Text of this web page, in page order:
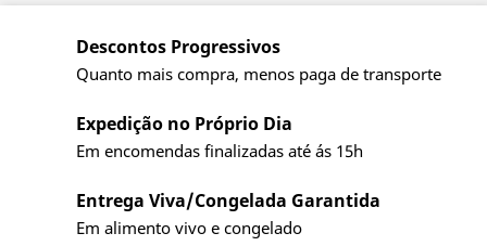
Descontos Progressivos
Quanto mais compra, menos paga de transporte
Expedição no Próprio Dia
Em encomendas finalizadas até ás 15h
Entrega Viva/Congelada Garantida
Em alimento vivo e congelado